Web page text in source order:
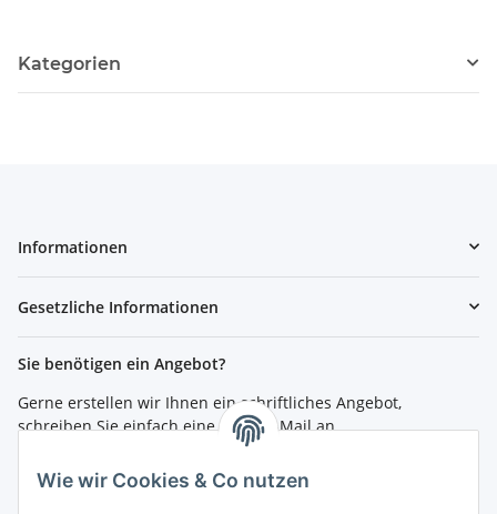
Kategorien
Informationen
Gesetzliche Informationen
Sie benötigen ein Angebot?
Gerne erstellen wir Ihnen ein schriftliches Angebot,
schreiben Sie einfach eine kurze E-Mail an
Bestellen per Fax oder Tel:
Wie wir Cookies & Co nutzen